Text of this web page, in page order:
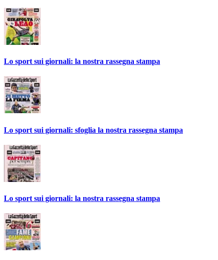
Lo sport sui giornali: la nostra rassegna stampa
Lo sport sui giornali: sfoglia la nostra rassegna stampa
Lo sport sui giornali: la nostra rassegna stampa